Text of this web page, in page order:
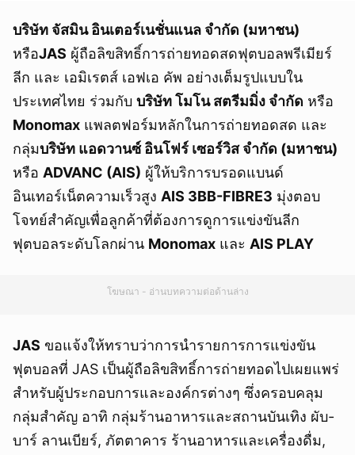
บริษัท จัสมิน อินเตอร์เนชั่นแนล จำกัด (มหาชน)
หรือJAS ผู้ถือลิขสิทธิ์การถ่ายทอดสดฟุตบอลพรีเมียร์
ลีก และ เอมิเรตส์ เอฟเอ คัพ อย่างเต็มรูปแบบใน
ประเทศไทย ร่วมกับ บริษัท โมโน สตรีมมิ่ง จำกัด หรือ
Monomax แพลตฟอร์มหลักในการถ่ายทอดสด และ
กลุ่มบริษัท แอดวานซ์ อินโฟร์ เซอร์วิส จำกัด (มหาชน)
หรือ ADVANC (AIS) ผู้ให้บริการบรอดแบนด์
อินเทอร์เน็ตความเร็วสูง AIS 3BB-FIBRE3 มุ่งตอบ
โจทย์สำคัญเพื่อลูกค้าที่ต้องการดูการแข่งขันลีก
ฟุตบอลระดับโลกผ่าน Monomax และ AIS PLAY
โฆษณา - อ่านบทความต่อด้านล่าง
JAS ขอแจ้งให้ทราบว่าการนำรายการการแข่งขัน
ฟุตบอลที่ JAS เป็นผู้ถือลิขสิทธิ์การถ่ายทอดไปเผยแพร่
สำหรับผู้ประกอบการและองค์กรต่างๆ ซึ่งครอบคลุม
กลุ่มสำคัญ อาทิ กลุ่มร้านอาหารและสถานบันเทิง ผับ-
บาร์ ลานเบียร์, ภัตตาคาร ร้านอาหารและเครื่องดื่ม,